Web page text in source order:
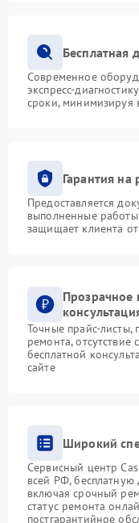
Бесплатная
Современное
экспресс-
сроки, минимизируя
Гарантия на
Предоставляется
выполненные
защищает клиента
Прозрачное
Точные прайс-листы,
ремонта,
бесплатной
сайте
Широкий
Сервисный центр
всей РФ, бесплатную
включая срочный
статус ремонта
постгарантийное